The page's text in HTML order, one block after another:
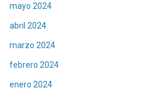
mayo 2024
abril 2024
marzo 2024
febrero 2024
enero 2024